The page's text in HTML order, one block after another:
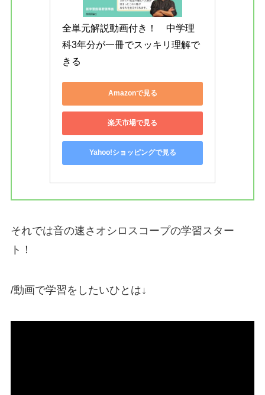
全単元解説動画付き！　中学理
科3年分が一冊でスッキリ理解で
きる
Amazonで見る
楽天市場で見る
Yahoo!ショッピングで見る
それでは音の速さオシロスコープの学習スター
ト！
/動画で学習をしたいひとは↓